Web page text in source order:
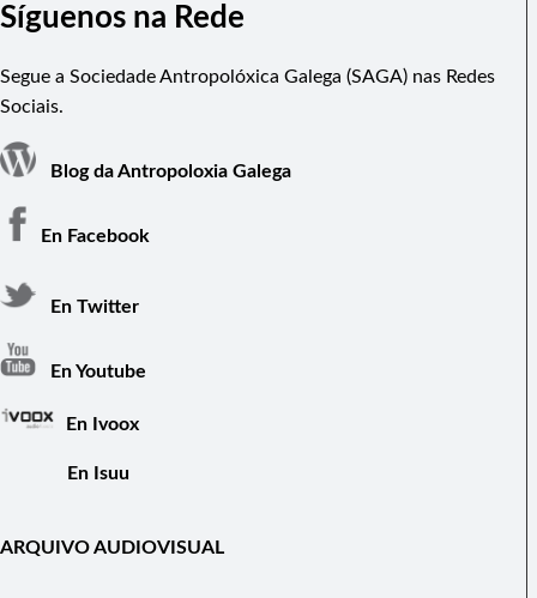
Síguenos na Rede
Segue a Sociedade Antropolóxica Galega (SAGA) nas Redes
Sociais.
Blog da Antropoloxia Galega
En Facebook
En Twitter
En Youtube
En Ivoox
En Isuu
ARQUIVO AUDIOVISUAL